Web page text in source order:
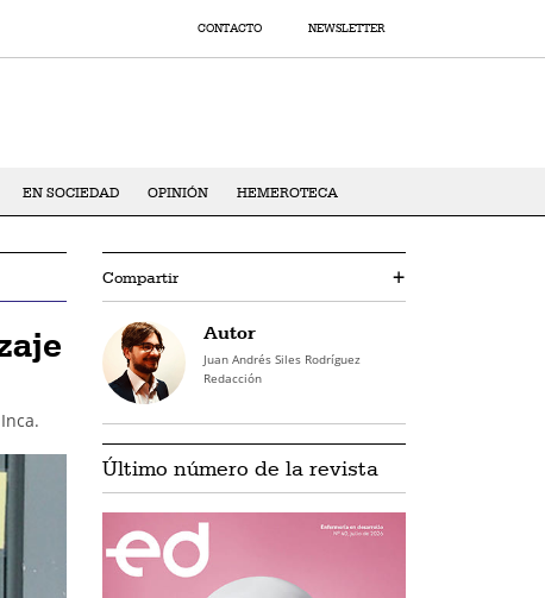
CONTACTO NEWSLETTER
EN SOCIEDAD OPINIÓN HEMEROTECA
Compartir +
Autor
Juan Andrés Siles Rodríguez
Redacción
Último número de la revista